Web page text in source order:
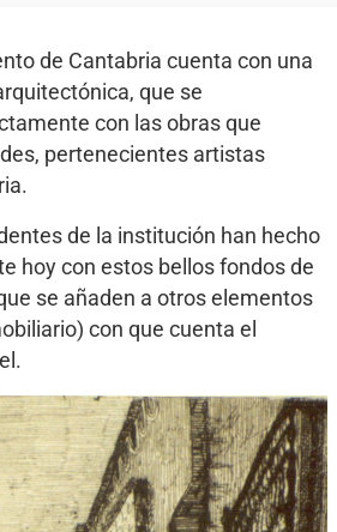
de Cantabria cuenta con una
que se
con las obras que
pertenecientes artistas
de la institución han hecho
hoy con estos bellos fondos de
se añaden a otros elementos
con que cuenta el